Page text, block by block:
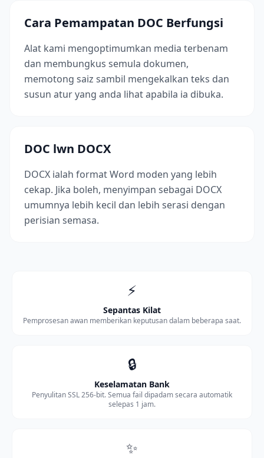
Cara Pemampatan DOC Berfungsi
Alat kami mengoptimumkan media terbenam
dan membungkus semula dokumen,
memotong saiz sambil mengekalkan teks dan
susun atur yang anda lihat apabila ia dibuka.
DOC lwn DOCX
DOCX ialah format Word moden yang lebih
cekap. Jika boleh, menyimpan sebagai DOCX
umumnya lebih kecil dan lebih serasi dengan
perisian semasa.
⚡
Sepantas Kilat
Pemprosesan awan memberikan keputusan dalam beberapa saat.
🔒
Keselamatan Bank
Penyulitan SSL 256-bit. Semua fail dipadam secara automatik
selepas 1 jam.
✨